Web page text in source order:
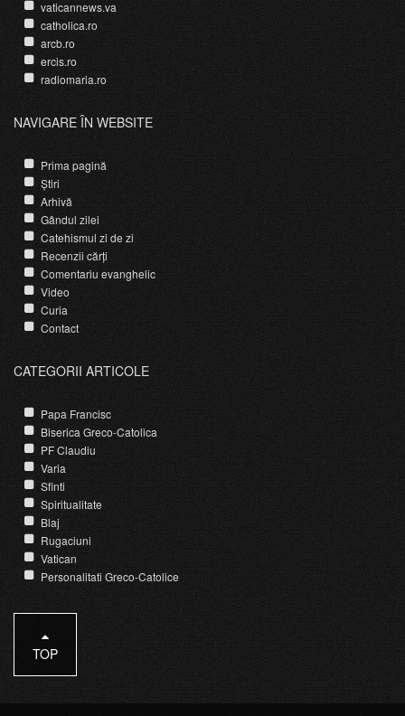
vaticannews.va
catholica.ro
arcb.ro
ercis.ro
radiomaria.ro
NAVIGARE ÎN WEBSITE
Prima pagină
Știri
Arhivă
Gândul zilei
Catehismul zi de zi
Recenzii cărți
Comentariu evanghelic
Video
Curia
Contact
CATEGORII ARTICOLE
Papa Francisc
Biserica Greco-Catolica
PF Claudiu
Varia
Sfinti
Spiritualitate
Blaj
Rugaciuni
Vatican
Personalitati Greco-Catolice
TOP